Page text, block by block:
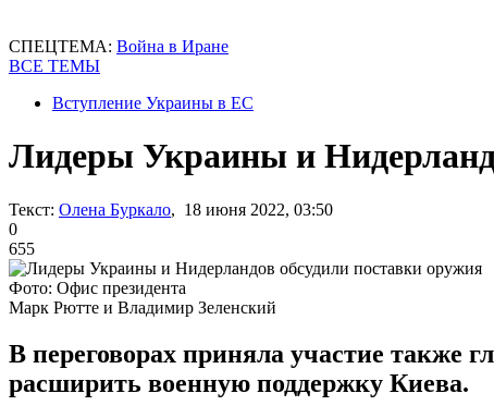
СПЕЦТЕМА: Война в Иране
ВСЕ ТЕМЫ
Вступление Украины в ЕС
Лидеры Украины и
Текст: Олена Буркало, 18 июня 2022, 03:50
0
655
Фото: Офис президента
Марк Рютте и Владимир Зеленский
В переговорах приняла участие также
расширить военную поддержку Киева.